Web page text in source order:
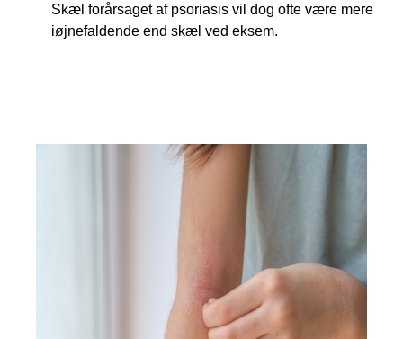
Skæl forårsaget af psoriasis vil dog ofte være mere
iøjnefaldende end skæl ved eksem.